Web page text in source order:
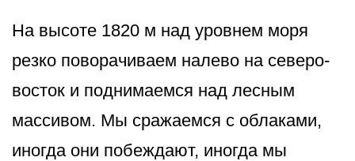
На высоте 1820 м над уровнем моря
резко поворачиваем налево на северо-
восток и поднимаемся над лесным
массивом. Мы сражаемся с облаками,
иногда они побеждают, иногда мы